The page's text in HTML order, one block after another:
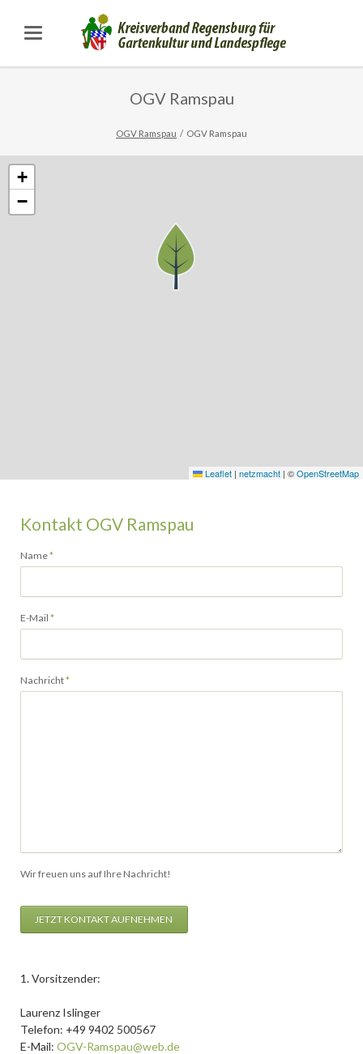
OGV Ramspau
OGV Ramspau OGV Ramspau
+
−
Leaflet | netzmacht | ©OpenStreetMap
Kontakt OGV Ramspau
Pflichtfeld
Name*
Pflichtfeld
E-Mail *
Pflichtfeld
Nachricht*
Wir freuen uns auf Ihre Nachricht!
JETZT KONTAKT AUFNEHMEN
1. Vorsitzender:
Laurenz Islinger
Telefon: +49 9402 500567
E-Mail: OGV-Ramspau@web.de